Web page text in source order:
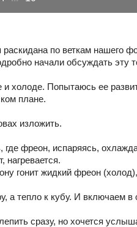
по веткам нашего
начали обсуждать эту
холоде. Попытаюсь ее
плане.
изложить.
фреон, испаряясь,
нагревается.
гонит жидкий фреон
а тепло к кубу. И включаем в
сразу, но хочется